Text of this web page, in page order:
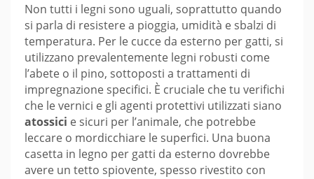
Non tutti i legni sono uguali, soprattutto quando
si parla di resistere a pioggia, umidità e sbalzi di
temperatura. Per le cucce da esterno per gatti, si
utilizzano prevalentemente legni robusti come
l’abete o il pino, sottoposti a trattamenti di
impregnazione specifici. È cruciale che tu verifichi
che le vernici e gli agenti protettivi utilizzati siano
atossici e sicuri per l’animale, che potrebbe
leccare o mordicchiare le superfici. Una buona
casetta in legno per gatti da esterno dovrebbe
avere un tetto spiovente, spesso rivestito con